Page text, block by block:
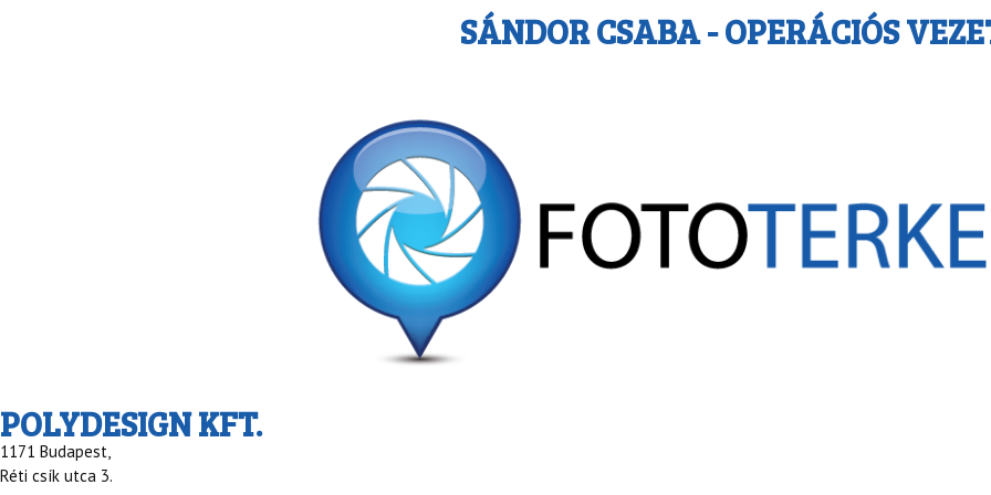
SÁNDOR CSABA - OPERÁCIÓS
POLYDESIGN KFT.
1171 Budapest,
Réti csík utca 3.